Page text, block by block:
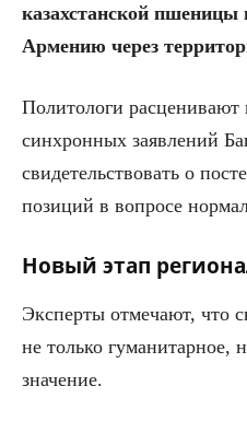
казахстанской пшеницы
Армению через
Политологи расценивают
синхронных заявлений
свидетельствовать о
позиций в вопросе
Новый этап
Эксперты отмечают, что
не только гуманитарное,
значение.